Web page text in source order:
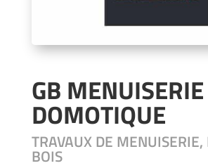
GB
DOMOTIQUE
TRAVAUX DE MENUISERIE,
BOIS